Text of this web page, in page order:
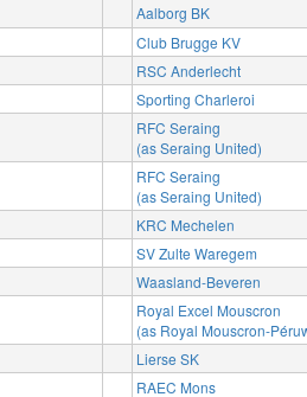
Aalborg BK
Club Brugge KV
RSC Anderlecht
Sporting Charleroi
RFC Seraing
(as Seraing United)
RFC Seraing
(as Seraing United)
KRC Mechelen
SV Zulte Waregem
Waasland-Beveren
Royal Excel Mouscron
(as Royal Mouscron-
Lierse SK
RAEC Mons